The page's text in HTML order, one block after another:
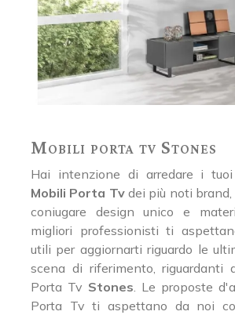
Mobili porta tv Stones
Hai intenzione di arredare i
Mobili Porta Tvdei più noti brand,
coniugare design unico e
migliori professionisti ti
utili per aggiornarti riguardo le
scena di riferimento, riguardanti
Porta Tv Stones. Le proposte
Porta Tv ti aspettano da noi